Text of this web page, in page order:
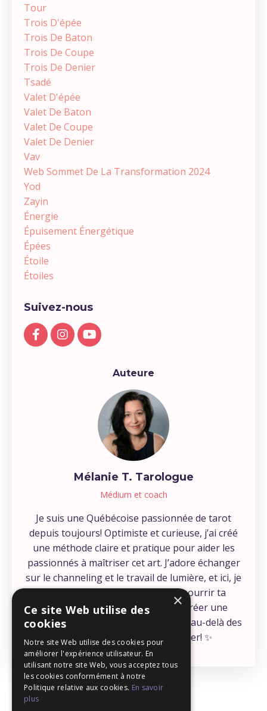
Tour
Trois D'épée
Trois De Baton
Trois De Coupe
Trois De Denier
Tsadé
Valet D'épée
Valet De Baton
Valet De Coupe
Valet De Denier
Vav
Web Sommet De La Transformation 2024
Yod
Zayin
Énergie
Épuisement Énergétique
Épées
Étoile
Étoiles
Suivez-nous
Auteure
Mélanie T. Tarologue
Médium et coach
Je suis une Québécoise passionnée de tarot
depuis toujours! Optimiste et curieuse, j’ai créé
une méthode claire et pratique pour aider les
passionnés à maîtriser cet art. J’adore échanger
sur le channeling et le travail de lumière, et ici, je
partage mes découvertes pour nourrir ta
connexion spirituelle. Mon but? Créer une
communauté où ceux qui ressentent au-delà des
mots peuvent enfin se retrouver! ✨
×
Ce site Web utilise des
cookies
Notre site Web utilise des cookies pour
améliorer l'expérience utilisateur. En
utilisant notre site Web, vous acceptez tous
les cookies conformément à notre
Politique relative aux cookies. En savoir
plus